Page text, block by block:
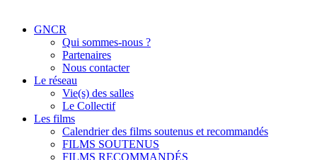
GNCR
Qui sommes-nous ?
Partenaires
Nous contacter
Le réseau
Vie(s) des salles
Le Collectif
Les films
Calendrier des films soutenus et recommandés
FILMS SOUTENUS
FILMS RECOMMANDÉS